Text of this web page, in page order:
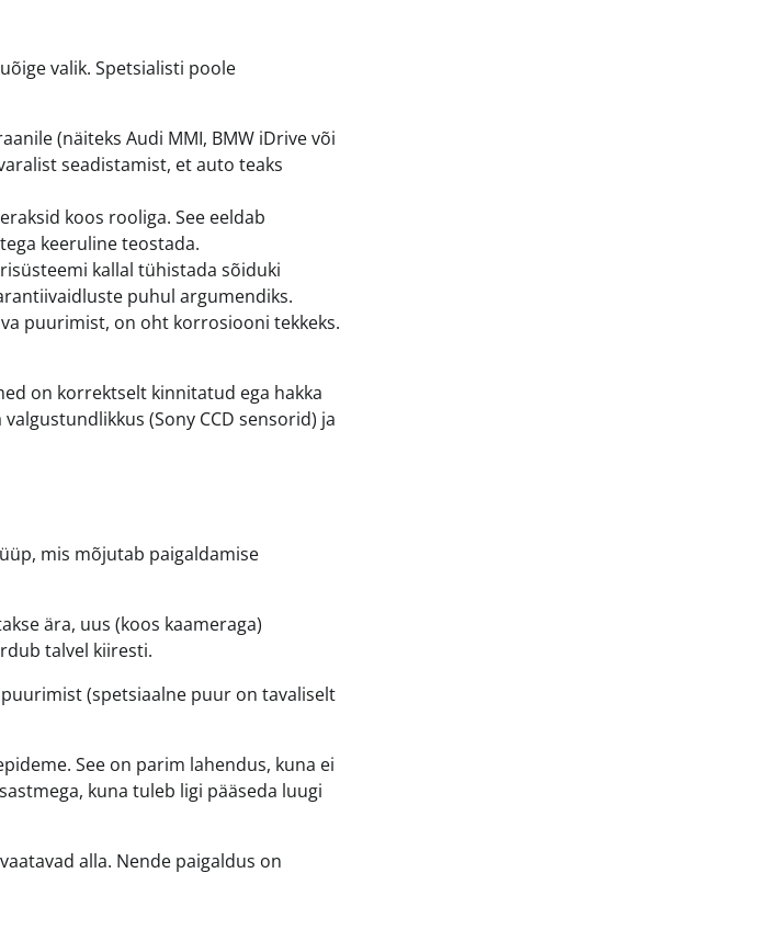
valik. Spetsialisti poole
(näiteks Audi MMI, BMW iDrive või
seadistamist, et auto teaks
koos rooliga. See eeldab
keeruline teostada.
kallal tühistada sõiduki
puhul argumendiks.
puurimist, on oht korrosiooni tekkeks.
on korrektselt kinnitatud ega hakka
(Sony CCD sensorid) ja
mis mõjutab paigaldamise
ära, uus (koos kaameraga)
talvel kiiresti.
(spetsiaalne puur on tavaliselt
See on parim lahendus, kuna ei
kuna tuleb ligi pääseda luugi
alla. Nende paigaldus on